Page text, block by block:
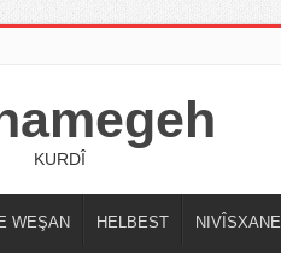
KURDÎ
E WEŞAN HELBEST NIVÎSXANE